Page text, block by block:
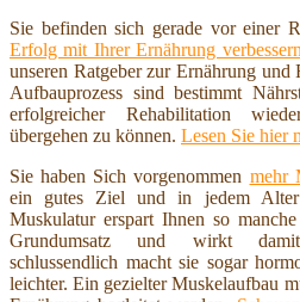
Sie befinden sich gerade vor einer
Erfolg mit Ihrer Ernährung verbessern
unseren Ratgeber zur Ernährung und
Aufbauprozess sind bestimmt
erfolgreicher Rehabilitation
übergehen zu können. Lesen Sie hier
Sie haben Sich vorgenommen mehr
ein gutes Ziel und in jedem Alter
Muskulatur erspart Ihnen so
Grundumsatz und wirkt
schlussendlich macht sie sogar
leichter. Ein gezielter Muskelaufbau